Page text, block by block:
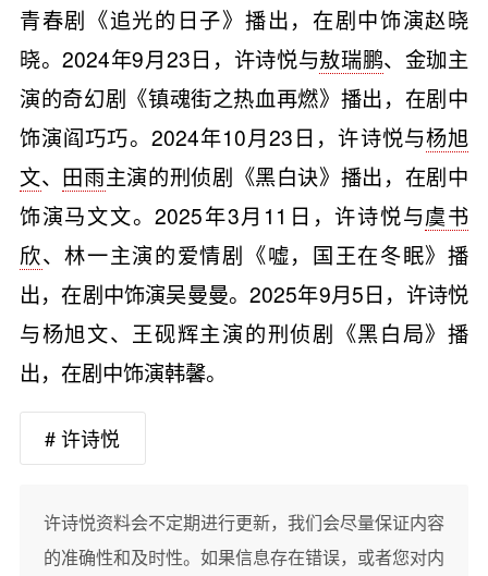
青春剧《追光的日子》播出，在剧中饰演赵晓
晓。2024年9月23日，许诗悦与敖瑞鹏、金珈主
演的奇幻剧《镇魂街之热血再燃》播出，在剧中
饰演阎巧巧。2024年10月23日，许诗悦与杨旭
文、 田雨主演的刑侦剧《黑白诀》播出，在剧中
饰演马文文。2025年3月11日，许诗悦与虞书
欣、林一主演的爱情剧《嘘，国王在冬眠》播
出，在剧中饰演吴曼曼。2025年9月5日，许诗悦
与杨旭文、王砚辉主演的刑侦剧《黑白局》播
出，在剧中饰演韩馨。
# 许诗悦
许诗悦资料会不定期进行更新，我们会尽量保证内容
的准确性和及时性。如果信息存在错误，或者您对内